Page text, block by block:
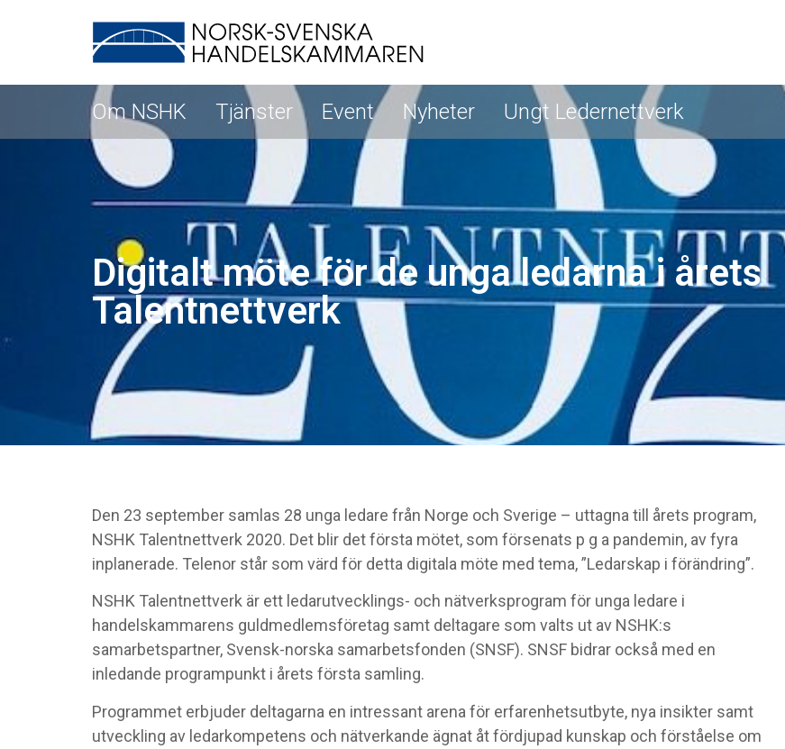
Om NSHK Tjänster Event Nyheter Ungt Ledernettverk
Digitalt möte för de unga ledarna i årets
Talentnettverk
Den 23 september samlas 28 unga ledare från Norge och Sverige – uttagna till årets program,
NSHK Talentnettverk 2020. Det blir det första mötet, som försenats p g a pandemin, av fyra
inplanerade. Telenor står som värd för detta digitala möte med tema, ”Ledarskap i förändring”.
NSHK Talentnettverk är ett ledarutvecklings- och nätverksprogram för unga ledare i
handelskammarens guldmedlemsföretag samt deltagare som valts ut av NSHK:s
samarbetspartner, Svensk-norska samarbetsfonden (SNSF). SNSF bidrar också med en
inledande programpunkt i årets första samling.
Programmet erbjuder deltagarna en intressant arena för erfarenhetsutbyte, nya insikter samt
utveckling av ledarkompetens och nätverkande ägnat åt fördjupad kunskap och förståelse om